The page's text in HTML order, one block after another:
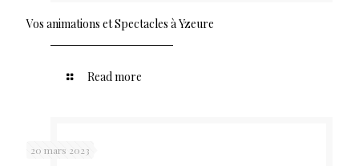
Vos animations et Spectacles à Yzeure
Read more
20 mars 2023